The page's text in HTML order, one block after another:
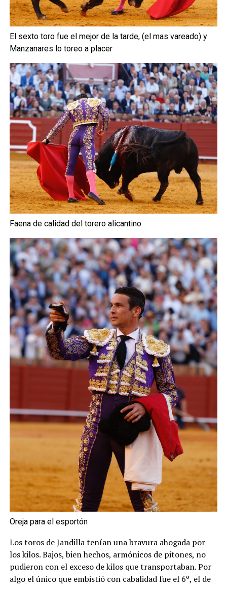
El sexto toro fue el mejor de la tarde, (el mas vareado) y
Manzanares lo toreo a placer
Faena de calidad del torero alicantino
Oreja para el esportón
Los toros de Jandilla tenían una bravura ahogada por
los kilos. Bajos, bien hechos, armónicos de pitones, no
pudieron con el exceso de kilos que transportaban. Por
algo el único que embistió con cabalidad fue el 6º, el de